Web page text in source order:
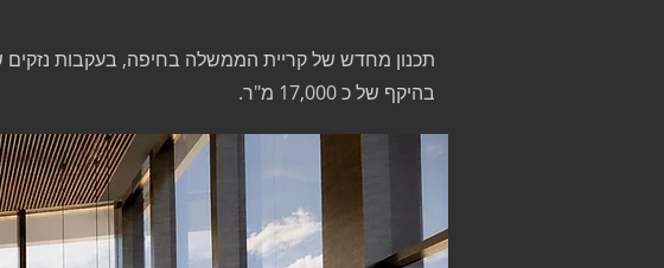
תכנון מחדש של קריית הממשלה בחיפה, בעקבות
בהיקף של כ 17,000 מ"ר.